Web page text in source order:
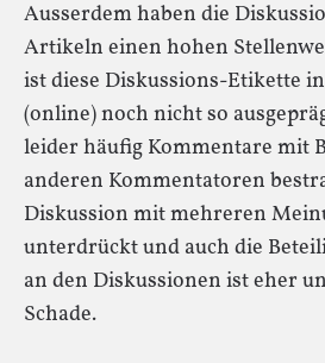
Ausserdem haben die
Artikeln einen hohen
ist diese Diskussions-Etikette
(online) noch nicht so
leider häufig Kommentare mit
anderen Kommentatoren
Diskussion mit mehreren
unterdrückt und auch die
an den Diskussionen ist eher
Schade.